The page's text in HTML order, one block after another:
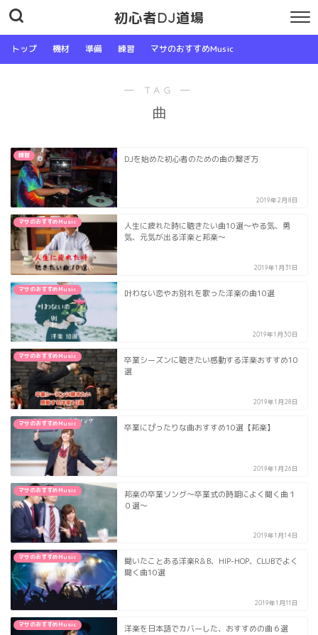
初心者DJ道場
トップ 機材 準備 練習 マサのおすすめMusic
― TAG ―
曲
練習 DJを始めた初心者のための曲の繋ぎ方
2019年2月8日
マサのおすすめMusic
人生に疲れた時に聴きたい曲10選〜やる気、勇
気、元気が出る洋楽と邦楽〜
2019年1月31日
マサのおすすめMusic 叶わない恋やお別れを歌った洋楽の曲10選
2019年1月30日
マサのおすすめMusic
卒業シーズンに聴きたい感動する洋楽おすすめ10
選
2019年1月28日
マサのおすすめMusic 卒業にぴったりな曲おすすめ10選【邦楽】
2019年1月26日
マサのおすすめMusic
邦楽の卒業ソング〜卒業式の時期によく聞く曲１
０選〜
2019年1月14日
マサのおすすめMusic
聞いたことある洋楽R＆B、HIP-HOP、CLUBでよく
聞く曲10選
2019年1月11日
マサのおすすめMusic 洋楽を日本語でカバーした、おすすめの曲６選